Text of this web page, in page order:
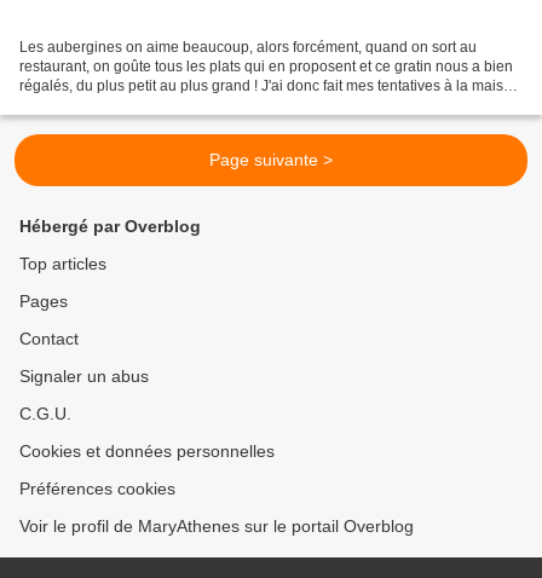
Les aubergines on aime beaucoup, alors forcément, quand on sort au
restaurant, on goûte tous les plats qui en proposent et ce gratin nous a bien
régalés, du plus petit au plus grand ! J'ai donc fait mes tentatives à la maison
Page suivante >
Hébergé par Overblog
Top articles
Pages
Contact
Signaler un abus
C.G.U.
Cookies et données personnelles
Préférences cookies
Voir le profil de MaryAthenes sur le portail Overblog